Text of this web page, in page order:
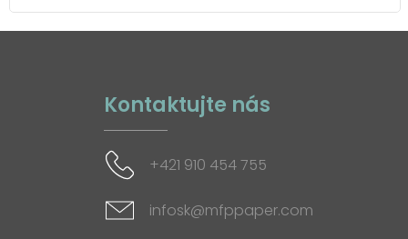
Kontaktujte nás
+421 910 454 755
infosk@mfppaper.com